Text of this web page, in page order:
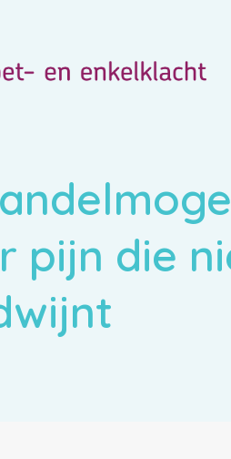
pijn die